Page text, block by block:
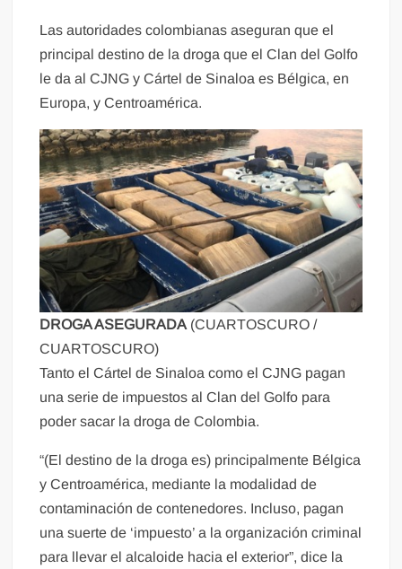
Las autoridades colombianas aseguran que el
principal destino de la droga que el Clan del Golfo
le da al CJNG y Cártel de Sinaloa es Bélgica, en
Europa, y Centroamérica.
DROGA ASEGURADA (CUARTOSCURO /
CUARTOSCURO)
Tanto el Cártel de Sinaloa como el CJNG pagan
una serie de impuestos al Clan del Golfo para
poder sacar la droga de Colombia.
“(El destino de la droga es) principalmente Bélgica
y Centroamérica, mediante la modalidad de
contaminación de contenedores. Incluso, pagan
una suerte de ‘impuesto’ a la organización criminal
para llevar el alcaloide hacia el exterior”, dice la